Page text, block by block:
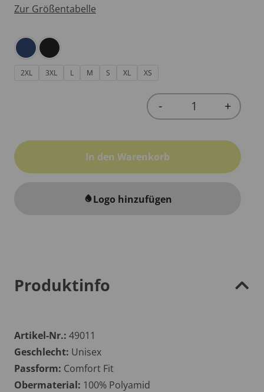
Zur Größentabelle
2XL 3XL L M S XL XS
Quantity
- +
In den Warenkorb
water_dropLogo hinzufügen
Produktinfo
Artikel-Nr.: 49011
Geschlecht: Unisex
Passform: Comfort Fit
Obermaterial: 100% Polyamid